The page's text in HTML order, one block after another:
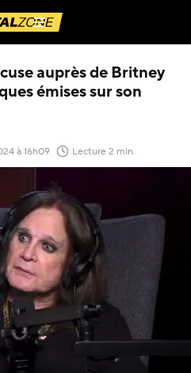
Menu
auprès de Britney
émises sur son
(Mis à jour le )
à 16h09 Lecture 2 min.